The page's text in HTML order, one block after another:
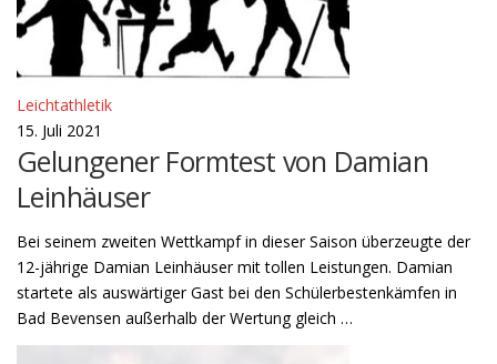
Leichtathletik
15. Juli 2021
Gelungener Formtest von Damian
Leinhäuser
Bei seinem zweiten Wettkampf in dieser Saison überzeugte der
12-jährige Damian Leinhäuser mit tollen Leistungen. Damian
startete als auswärtiger Gast bei den Schülerbestenkämfen in
Bad Bevensen außerhalb der Wertung gleich …